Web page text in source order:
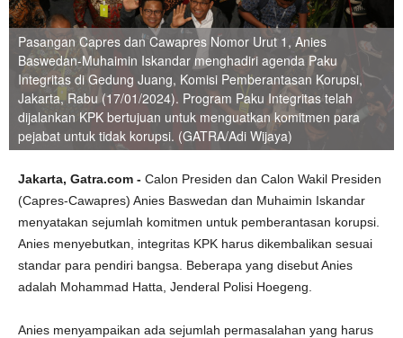
Pasangan Capres dan Cawapres Nomor Urut 1, Anies
Baswedan-Muhaimin Iskandar menghadiri agenda Paku
Integritas di Gedung Juang, Komisi Pemberantasan Korupsi,
Jakarta, Rabu (17/01/2024). Program Paku Integritas telah
dijalankan KPK bertujuan untuk menguatkan komitmen para
pejabat untuk tidak korupsi. (GATRA/Adi Wijaya)
Jakarta, Gatra.com - Calon Presiden dan Calon Wakil Presiden
(Capres-Cawapres) Anies Baswedan dan Muhaimin Iskandar
menyatakan sejumlah komitmen untuk pemberantasan korupsi.
Anies menyebutkan, integritas KPK harus dikembalikan sesuai
standar para pendiri bangsa. Beberapa yang disebut Anies
adalah Mohammad Hatta, Jenderal Polisi Hoegeng.
Anies menyampaikan ada sejumlah permasalahan yang harus